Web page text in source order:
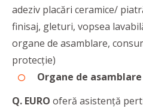
adeziv placări ceramice/
finisaj, gleturi, vopsea
organe de asamblare,
protecție)
Organe de asamblare
Q. EURO oferă asistență